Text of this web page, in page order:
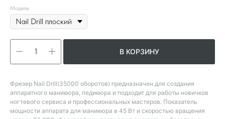
Модель
В КОРЗИНУ
Фрезер Nail Drill(35000 оборотов) предназначен для создания
аппаратного маникюра, педикюра и подходит для работы новичков
ногтевого сервиса и профессиональных мастеров. Показатель
мощности аппарата для маникюра в 45 Вт и скоростью вращения